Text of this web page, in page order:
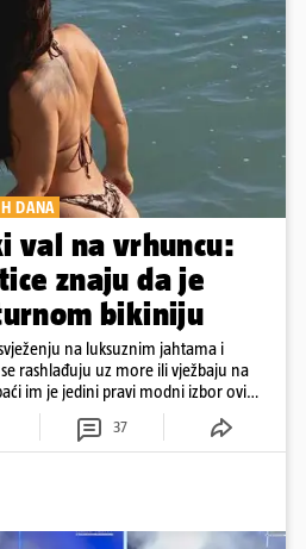
DANA
val na vrhuncu:
znaju da je
bikiniju
na luksuznim jahtama i
rashlađuju uz more ili vježbaju na
im je jedini pravi modni izbor ovih
37